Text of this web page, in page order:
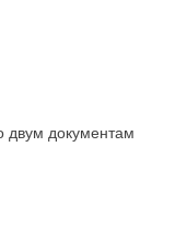
двум документам